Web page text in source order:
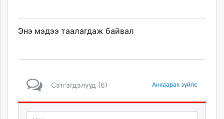
Энэ мэдээ таалагдаж байвал
Сэтгэгдэлүүд (6) Анхаарах зүйлс